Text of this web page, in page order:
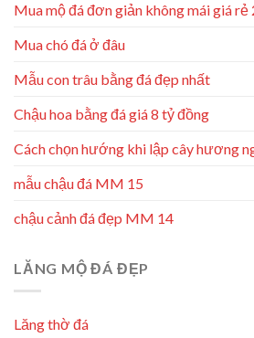
Mua mộ đá đơn giản không mái giá rẻ
Mua chó đá ở đâu
Mẫu con trâu bằng đá đẹp nhất
Chậu hoa bằng đá giá 8 tỷ đồng
Cách chọn hướng khi lập cây hương
mẫu chậu đá MM 15
chậu cảnh đá đẹp MM 14
LĂNG MỘ ĐÁ ĐẸP
Lăng thờ đá